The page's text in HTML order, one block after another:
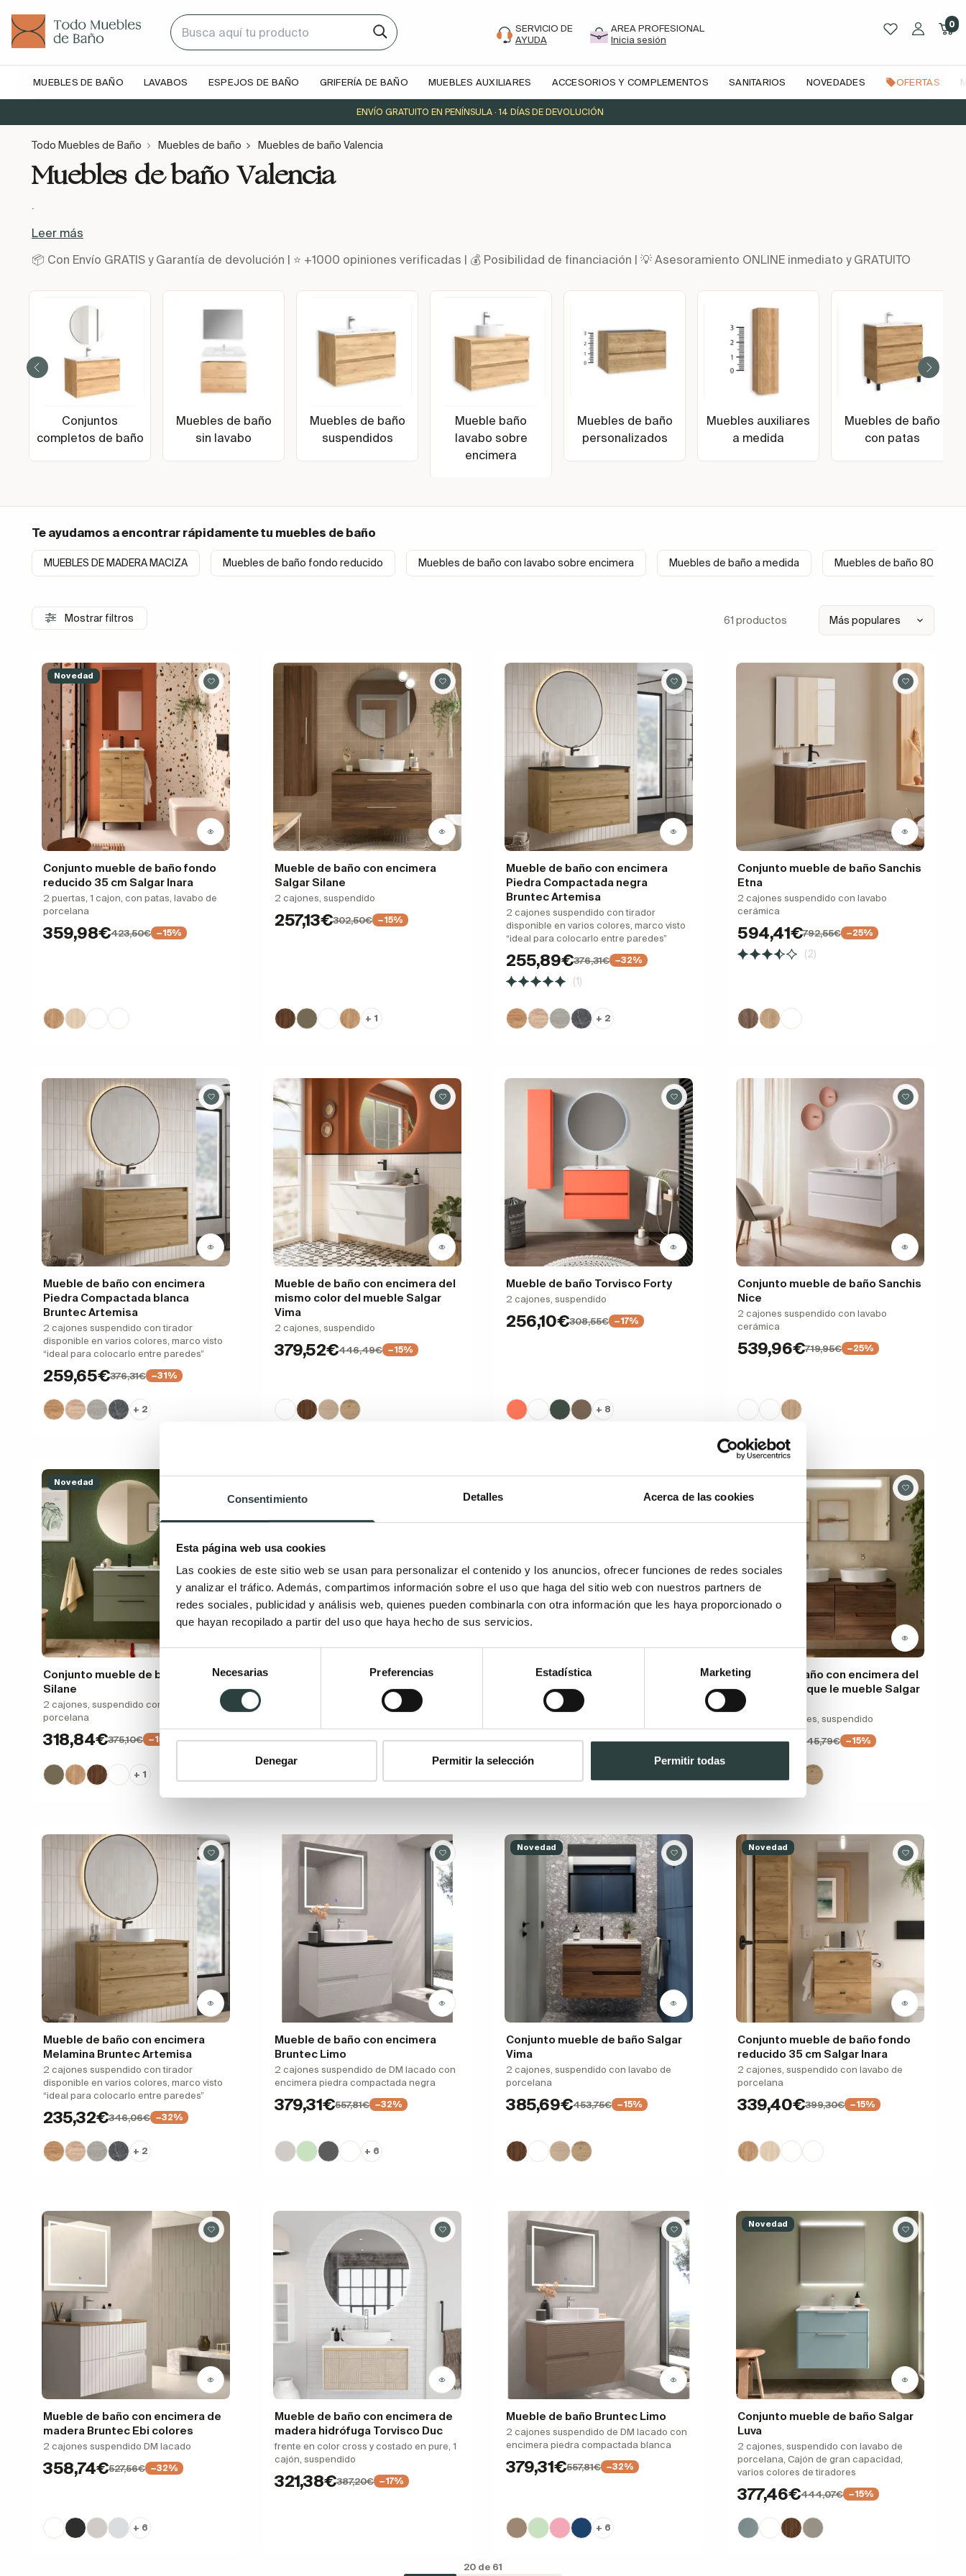
Consentimiento Detalles Acerca de las cookies
Esta página web usa cookies
Las cookies de este sitio web se usan para personalizar el contenido y los anuncios, ofrecer funciones de redes sociales
y analizar el tráfico. Además, compartimos información sobre el uso que haga del sitio web con nuestros partners de
redes sociales, publicidad y análisis web, quienes pueden combinarla con otra información que les haya proporcionado o
que hayan recopilado a partir del uso que haya hecho de sus servicios.
Selección
de
consentimiento
Necesarias Preferencias Estadística Marketing
Denegar Permitir la selección Permitir todas
SERVICIO DE
AYUDA
AREA PROFESIONAL
Inicia sesión
0
MUEBLES DE BAÑO LAVABOS ESPEJOS DE BAÑO GRIFERÍA DE BAÑO MUEBLES AUXILIARES ACCESORIOS Y COMPLEMENTOS SANITARIOS NOVEDADES OFERTAS
ENVÍO GRATUITO EN PENÍNSULA · 14 DÍAS DE DEVOLUCIÓN
Todo Muebles de Baño Muebles de baño Muebles de baño Valencia
Muebles de baño Valencia
.
Leer más
📦 Con Envío GRATIS y Garantía de devolución | ⭐ +1000 opiniones verificadas | 💰 Posibilidad de financiación | 💡 Asesoramiento ONLINE inmediato y GRATUITO
Conjuntos
completos de baño
Muebles de baño
sin lavabo
Muebles de baño
suspendidos
Mueble baño
lavabo sobre
encimera
Muebles de baño
personalizados
Muebles auxiliares
a medida
Muebles de baño
con patas
Te ayudamos a encontrar rápidamente tu muebles de baño
MUEBLES DE MADERA MACIZA Muebles de baño fondo reducido Muebles de baño con lavabo sobre encimera Muebles de baño a medida Muebles de baño 80 cm
Mostrar filtros 61 productos
Novedad
Conjunto mueble de baño fondo
reducido 35 cm Salgar Inara
2 puertas, 1 cajon, con patas, lavabo de
porcelana
359,98€423,50€ −15%
Mueble de baño con encimera
Salgar Silane
2 cajones, suspendido
257,13€302,50€ −15%
+ 1
Mueble de baño con encimera
Piedra Compactada negra
Bruntec Artemisa
2 cajones suspendido con tirador
disponible en varios colores, marco visto
“ideal para colocarlo entre paredes”
255,89€376,31€ −32%
(1)
+ 2
Conjunto mueble de baño Sanchis
Etna
2 cajones suspendido con lavabo
cerámica
594,41€792,55€ −25%
(2)
Mueble de baño con encimera
Piedra Compactada blanca
Bruntec Artemisa
2 cajones suspendido con tirador
disponible en varios colores, marco visto
“ideal para colocarlo entre paredes”
259,65€376,31€ −31%
+ 2
Mueble de baño con encimera del
mismo color del mueble Salgar
Vima
2 cajones, suspendido
379,52€446,49€ −15%
Mueble de baño Torvisco Forty
2 cajones, suspendido
256,10€308,55€ −17%
+ 8
Conjunto mueble de baño Sanchis
Nice
2 cajones suspendido con lavabo
cerámica
539,96€719,95€ −25%
Novedad
Conjunto mueble de baño Salgar
Silane
2 cajones, suspendido con lavabo de
porcelana
318,84€375,10€ −15%
+ 1
Mueble de baño con encimera
roble montana Salgar Vima
2 cajones blanco satinado, suspendido
379,52€446,49€
Mueble de baño Torvisco Duc
120 cm, frente en color cross y costado
en pure, 1 cajón, suspendido
309,32€
Mueble de baño con encimera del
mismo color que le mueble Salgar
Vima
120cm, 4 cajones, suspendido
718,92€ 845,79€ −15%
Mueble de baño con encimera
Melamina Bruntec Artemisa
2 cajones suspendido con tirador
disponible en varios colores, marco visto
“ideal para colocarlo entre paredes”
235,32€346,06€ −32%
+ 2
Mueble de baño con encimera
Bruntec Limo
2 cajones suspendido de DM lacado con
encimera piedra compactada negra
379,31€557,81€ −32%
+ 6
Novedad
Conjunto mueble de baño Salgar
Vima
2 cajones, suspendido con lavabo de
porcelana
385,69€453,75€ −15%
Novedad
Conjunto mueble de baño fondo
reducido 35 cm Salgar Inara
2 cajones, suspendido con lavabo de
porcelana
339,40€399,30€ −15%
Mueble de baño con encimera de
madera Bruntec Ebi colores
2 cajones suspendido DM lacado
358,74€527,56€ −32%
+ 6
Mueble de baño con encimera de
madera hidrófuga Torvisco Duc
frente en color cross y costado en pure, 1
cajón, suspendido
321,38€387,20€ −17%
Mueble de baño Bruntec Limo
2 cajones suspendido de DM lacado con
encimera piedra compactada blanca
379,31€557,81€ −32%
+ 6
Novedad
Conjunto mueble de baño Salgar
Luva
2 cajones, suspendido con lavabo de
porcelana, Cajón de gran capacidad,
varios colores de tiradores
377,46€444,07€ −15%
20 de 61